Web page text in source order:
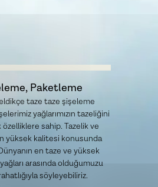
Paketleme
taze taze şişeleme
yağlarımızın tazeliğini
özelliklere sahip. Tazelik ve
yüksek kalitesi konusunda
en taze ve yüksek
arasında olduğumuzu
söyleyebiliriz.